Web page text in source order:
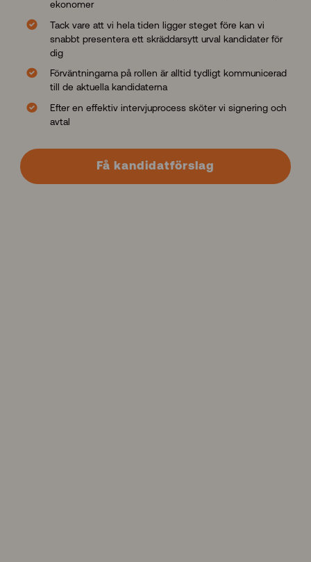
ekonomer
Tack vare att vi hela tiden ligger steget före kan vi
snabbt presentera ett skräddarsytt urval kandidater för
dig
Förväntningarna på rollen är alltid tydligt kommunicerad
till de aktuella kandidaterna
Efter en effektiv intervjuprocess sköter vi signering och
avtal
Få kandidatförslag